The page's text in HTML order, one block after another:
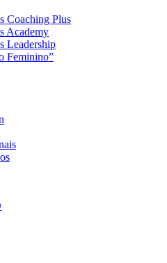
Coaching Plus
Academy
Leadership
Feminino”